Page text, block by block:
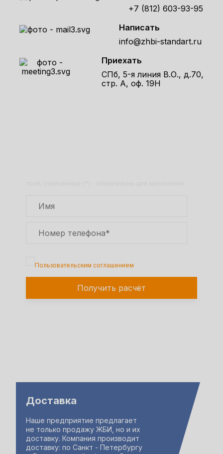
+7 (812) 603-93-95
Написать
info@zhbi-standart.ru
Приехать
СПб, 5-я линия В.О., д.70,
стр. А, оф. 19Н
Пользовательским соглашением
Получить расчёт
Доставка
Наше предприятие предлагает
не только продажу ЖБИ, но и их
доставку. Компания производит
доставку: по Санкт - Петербургу